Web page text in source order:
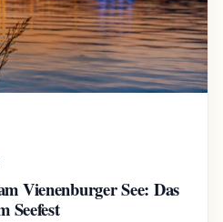
Vienenburger See: Das
Seefest